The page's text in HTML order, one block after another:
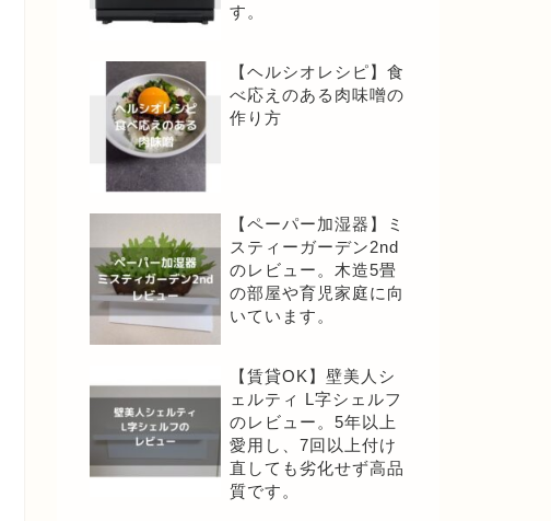
す。
【ヘルシオレシピ】食
べ応えのある肉味噌の
作り方
【ペーパー加湿器】ミ
スティーガーデン2nd
のレビュー。木造5畳
の部屋や育児家庭に向
いています。
【賃貸OK】壁美人シ
ェルティ L字シェルフ
のレビュー。5年以上
愛用し、7回以上付け
直しても劣化せず高品
質です。